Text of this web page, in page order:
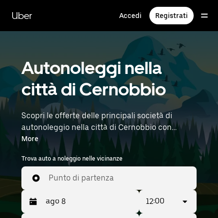
contenuto
principale
Uber Accedi Registrati
Autonoleggi nella
città di Cernobbio
Scopri le offerte delle principali società di
autonoleggio nella città di Cernobbio con
Noleggio Uber. Dalle auto elettriche alle berline,
fino ai SUV: troverai veicoli adatti per viaggiatori
singoli e gruppi fino a sette persone. Inserisci
l'orario e la posizione (ad esempio: Milan
Malpensa Airport) per trovare auto a noleggio
nella tua zona.
More
Trova auto a noleggio nelle vicinanze
Punto di partenza
12:00